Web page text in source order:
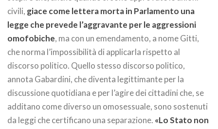
civili, giace come lettera morta in Parlamento una
legge che prevede l’aggravante per le aggressioni
omofobiche, ma con un emendamento, a nome Gitti,
che norma l’impossibilità di applicarla rispetto al
discorso politico. Quello stesso discorso politico,
annota Gabardini, che diventa legittimante per la
discussione quotidiana e per l’agire dei cittadini che, se
additano come diverso un omosessuale, sono sostenuti
da leggi che certificano una separazione. «Lo Stato non